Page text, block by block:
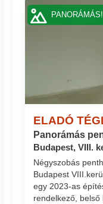
ELADÓ
Panorámás
Budapest, VIII.
Négyszobás
Budapest
egy 2023-as
rendelkező,
PANORÁMÁS!